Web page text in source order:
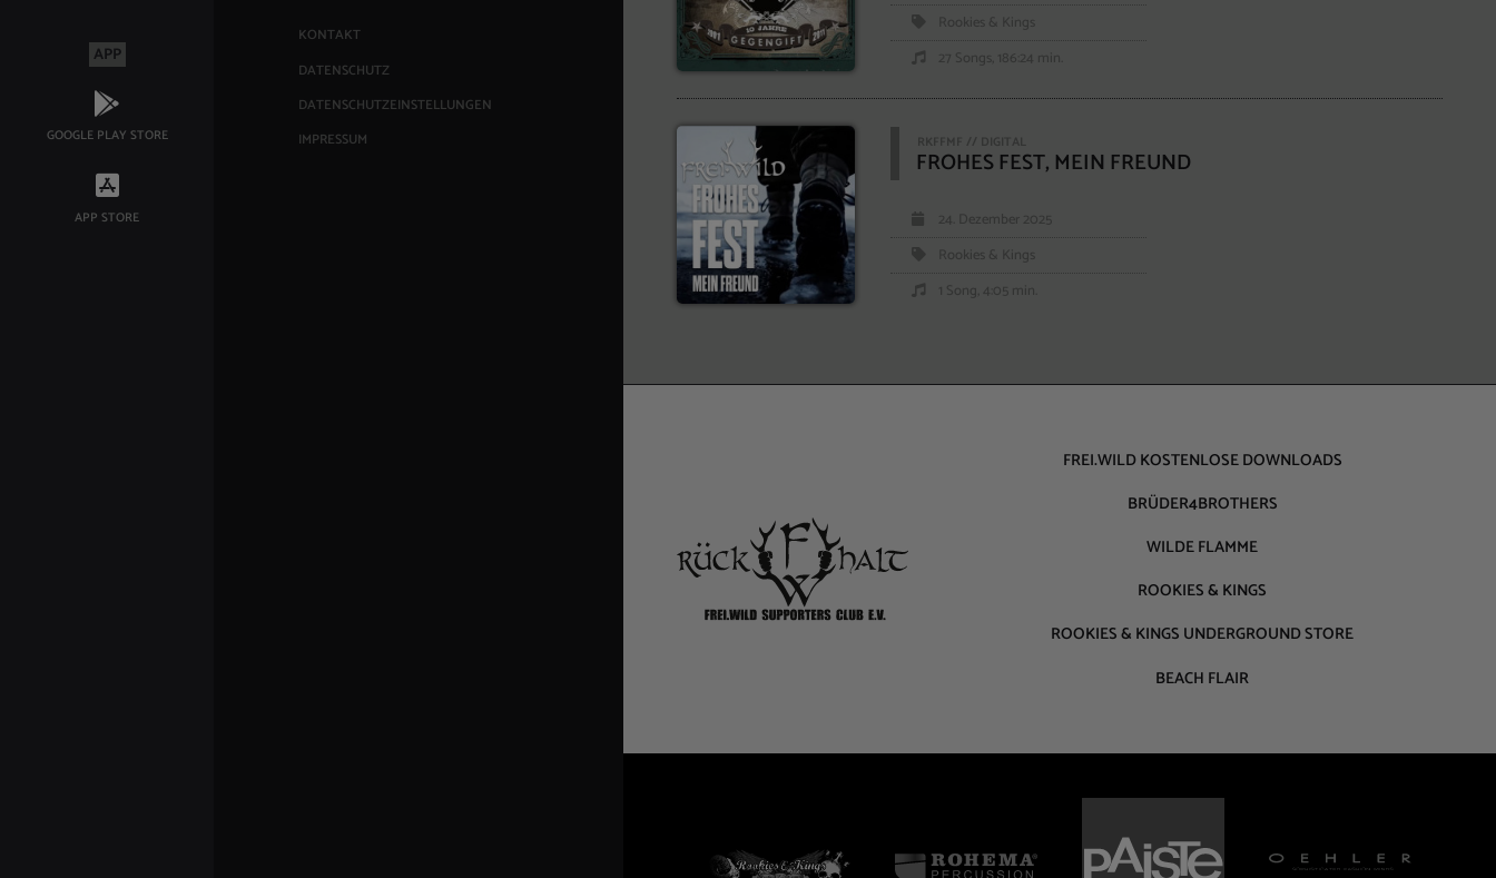
APP
GOOGLE PLAY STORE
APP STORE
KONTAKT
DATENSCHUTZ
DATENSCHUTZEINSTELLUNGEN
IMPRESSUM
Rookies & Kings
27 Songs, 186:24 min.
RKFFMF // DIGITAL
FROHES FEST, MEIN FREUND
24. Dezember 2025
Rookies & Kings
1 Song, 4:05 min.
FREI.WILD KOSTENLOSE DOWNLOADS
BRÜDER4BROTHERS
WILDE FLAMME
ROOKIES & KINGS
ROOKIES & KINGS UNDERGROUND STORE
BEACH FLAIR